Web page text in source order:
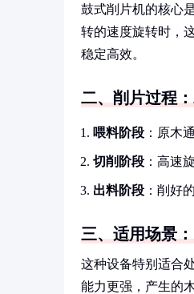
鼓式削片机的核心
转的速度旋转时，
稳定高效。
二、削片过程
喂料阶段 ：原木
切削阶段 ：高速
出料阶段 ：削好
三、适用场景
这种设备特别适合
能力更强，产生的